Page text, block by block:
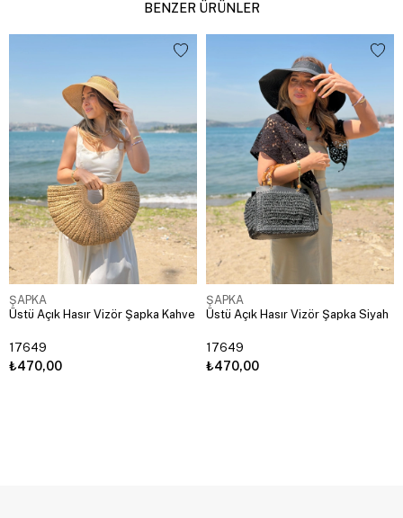
BENZER ÜRÜNLER
ŞAPKA
Üstü Açık Hasır Vizör Şapka Kahve
17649
₺470,00
ŞAPKA
Üstü Açık Hasır Vizör Şapka Siyah
17649
₺470,00